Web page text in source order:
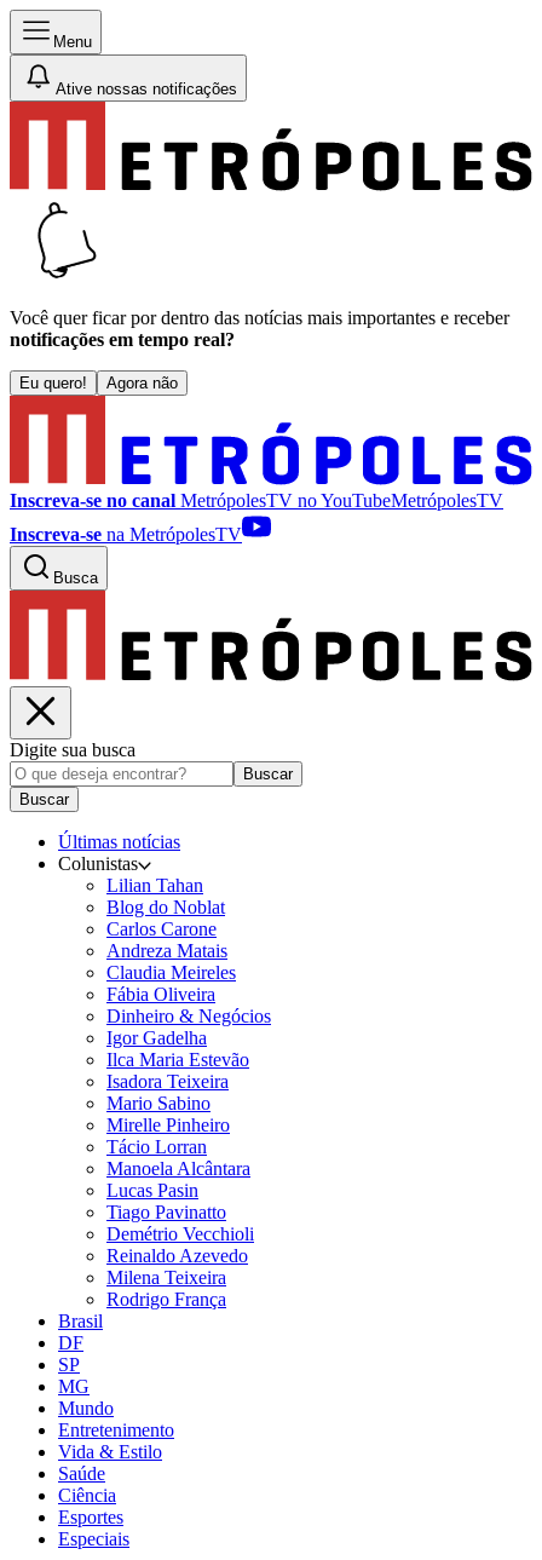
Menu
Ative nossas notificações
Você quer ficar por dentro das notícias mais importantes e receber
notificações em tempo real?
Eu quero! Agora não
Inscreva-se no canal MetrópolesTV noYouTubeMetrópolesTV
Inscreva-se na MetrópolesTV
Busca
Digite sua busca
Buscar
Buscar
Últimas notícias
Colunistas
Lilian Tahan
Blog do Noblat
Carlos Carone
Andreza Matais
Claudia Meireles
Fábia Oliveira
Dinheiro & Negócios
Igor Gadelha
Ilca Maria Estevão
Isadora Teixeira
Mario Sabino
Mirelle Pinheiro
Tácio Lorran
Manoela Alcântara
Lucas Pasin
Tiago Pavinatto
Demétrio Vecchioli
Reinaldo Azevedo
Milena Teixeira
Rodrigo França
Brasil
DF
SP
MG
Mundo
Entretenimento
Vida & Estilo
Saúde
Ciência
Esportes
Especiais